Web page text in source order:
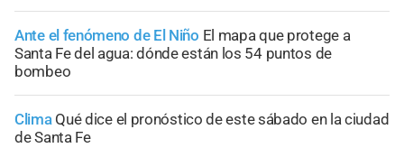
Ante el fenómeno de El Niño El mapa que protege a
Santa Fe del agua: dónde están los 54 puntos de
bombeo
Clima Qué dice el pronóstico de este sábado en la ciudad
de Santa Fe